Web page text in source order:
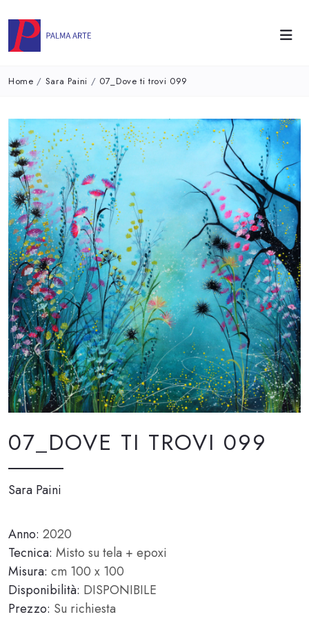
Home / Sara Paini / 07_Dove ti trovi 099
07_DOVE TI TROVI 099
Sara Paini
Anno: 2020
Tecnica: Misto su tela + epoxi
Misura: cm 100 x 100
Disponibilità: DISPONIBILE
Prezzo: Su richiesta